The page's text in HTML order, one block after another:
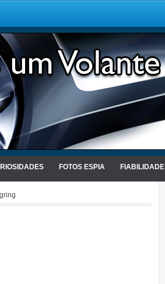
FOTOS ESPIA FIABILIDADE